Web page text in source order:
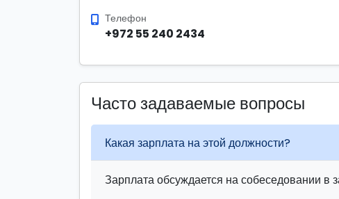
Телефон
+972 55 240 2434
Часто задаваемые вопросы
Какая зарплата на этой должности?
Зарплата обсуждается на собеседовании в